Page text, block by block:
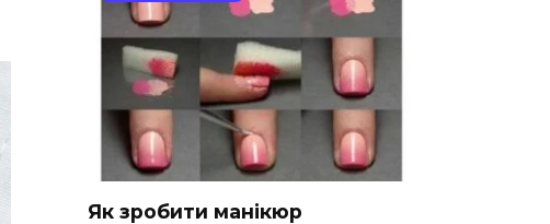
Як зробити манікюр